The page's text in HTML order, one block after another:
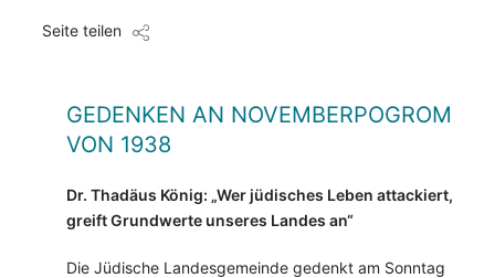
Seite teilen
GEDENKEN AN NOVEMBERPOGROM
VON 1938
Dr. Thadäus König: „Wer jüdisches Leben attackiert,
greift Grundwerte unseres Landes an“
Die Jüdische Landesgemeinde gedenkt am Sonntag